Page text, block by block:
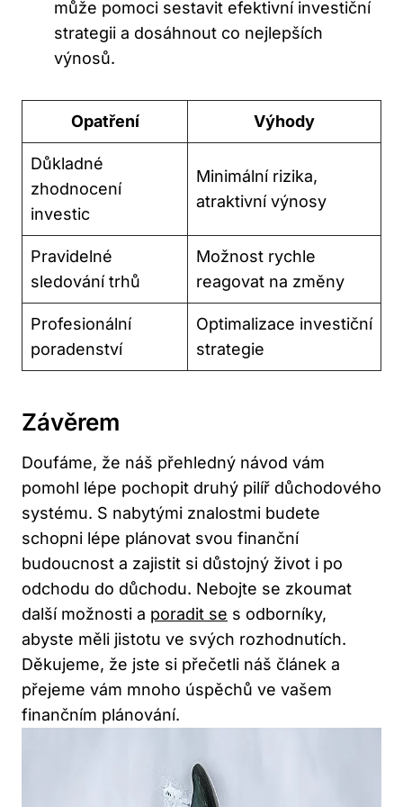
může pomoci sestavit efektivní investiční
strategii a dosáhnout co nejlepších
výnosů.
Opatření Výhody
Důkladné
zhodnocení
investic
Minimální rizika,
atraktivní výnosy
Pravidelné
sledování trhů
Možnost rychle
reagovat na změny
Profesionální
poradenství
Optimalizace investiční
strategie
Závěrem
Doufáme, že náš přehledný návod vám
pomohl lépe pochopit druhý pilíř důchodového
systému. S nabytými znalostmi budete
schopni lépe plánovat svou finanční
budoucnost a zajistit si důstojný život i po
odchodu do důchodu. Nebojte se zkoumat
další možnosti a poradit se s odborníky,
abyste měli jistotu ve svých rozhodnutích.
Děkujeme, že jste si přečetli náš článek a
přejeme vám mnoho úspěchů ve vašem
finančním plánování.